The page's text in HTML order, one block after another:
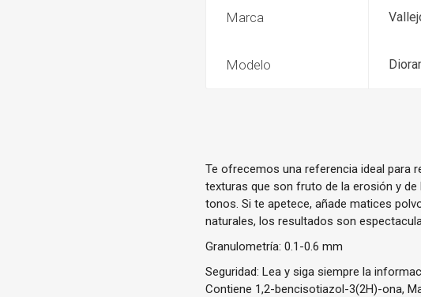
Marca
Modelo
Te ofrecemos una referencia ideal para
texturas que son fruto de la erosión y
tonos. Si te apetece, añade matices
naturales, los resultados son
Granulometría: 0.1-0.6 mm
Seguridad: Lea y siga siempre la
Contiene 1,2-bencisotiazol-3(2H)-ona,